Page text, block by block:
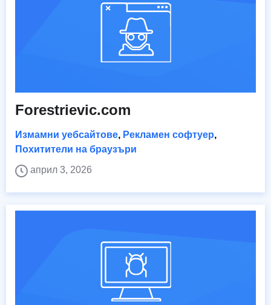
Forestrievic.com
Измамни уебсайтове, Рекламен софтуер,
Похитители на браузъри
април 3, 2026